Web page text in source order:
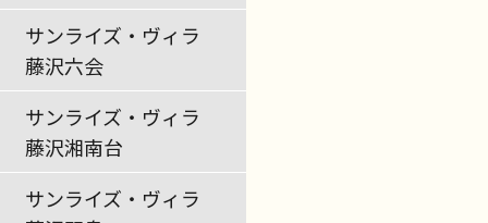
サンライズ・ヴィラ
藤沢六会
サンライズ・ヴィラ
藤沢湘南台
サンライズ・ヴィラ